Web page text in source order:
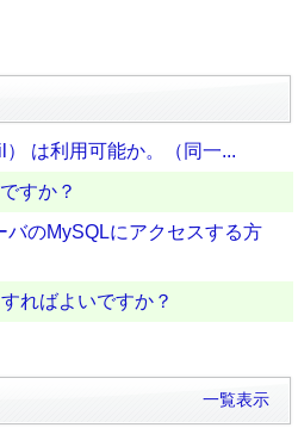
は利用可能か。（同一...
すか？
のMySQLにアクセスする方
ればよいですか？
一覧表示